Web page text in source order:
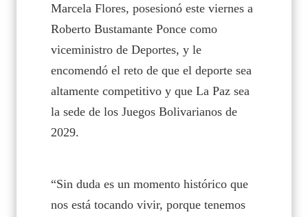
Marcela Flores, posesionó este viernes a
Roberto Bustamante Ponce como
viceministro de Deportes, y le
encomendó el reto de que el deporte sea
altamente competitivo y que La Paz sea
la sede de los Juegos Bolivarianos de
2029.
“Sin duda es un momento histórico que
nos está tocando vivir, porque tenemos